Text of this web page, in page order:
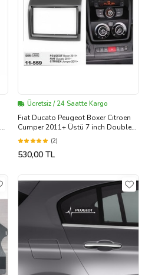
Ücretsiz / 24 Saatte Kargo
Fıat Ducato Peugeot Boxer Cıtroen
Cumper 2011+ Üstü 7 inch Double
Teyp Çerçeve
(2)
530,00 TL